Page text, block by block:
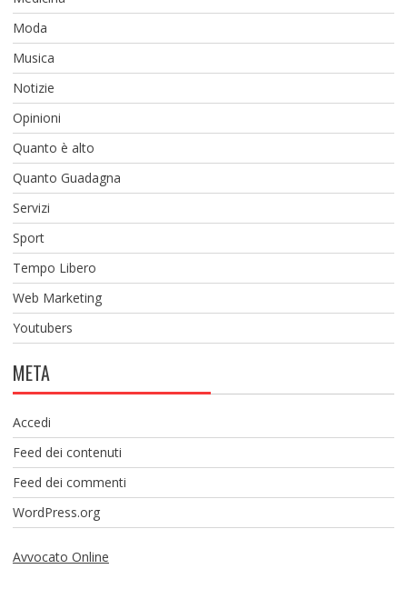
Moda
Musica
Notizie
Opinioni
Quanto è alto
Quanto Guadagna
Servizi
Sport
Tempo Libero
Web Marketing
Youtubers
META
Accedi
Feed dei contenuti
Feed dei commenti
WordPress.org
Avvocato Online